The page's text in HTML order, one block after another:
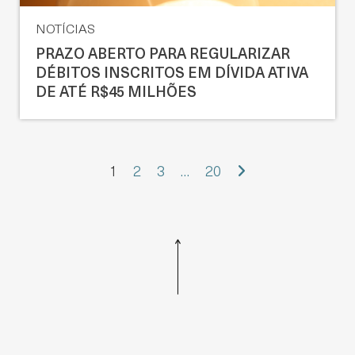
NOTÍCIAS
PRAZO ABERTO PARA REGULARIZAR
DÉBITOS INSCRITOS EM DÍVIDA ATIVA
DE ATÉ R$45 MILHÕES
1 2 3 … 20